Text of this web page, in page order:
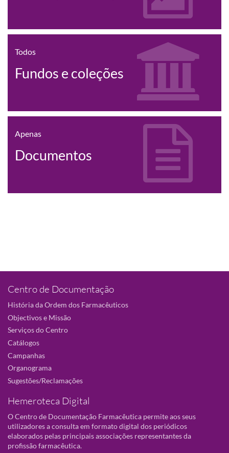
Todos
Fundos e coleções
Apenas
Documentos
Centro de Documentação
História da Ordem dos Farmacêuticos
Objectivos e Missão
Serviços do Centro
Catálogos
Campanhas
Organograma
Sugestões/Reclamações
Hemeroteca Digital
O Centro de Documentação Farmacêutica permite aos seus
utilizadores a consulta em formato digital dos periódicos
elaborados pelas principais associações representantes da
profissão farmacêutica.